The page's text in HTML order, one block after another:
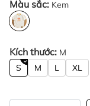
Màu sắc: Kem
Kích thước: M
S M L XL